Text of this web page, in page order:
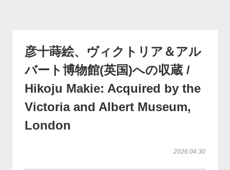
彦十蒔絵、ヴィクトリア＆アル
バート博物館(英国)への収蔵 /
Hikoju Makie: Acquired by the
Victoria and Albert Museum,
London
2026.04.30